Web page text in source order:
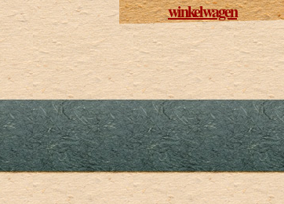
winkelwagen